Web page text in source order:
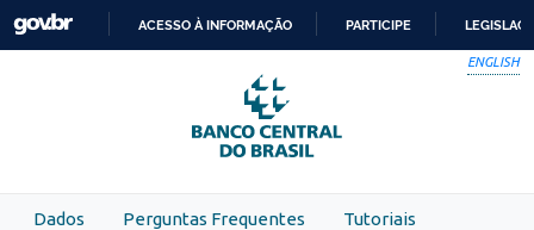
Skip to main content
PARA
O
CONTEÚDO
ACESSO À INFORMAÇÃO PARTICIPE
ENGLISH
Dados Perguntas Frequentes Tutoriais